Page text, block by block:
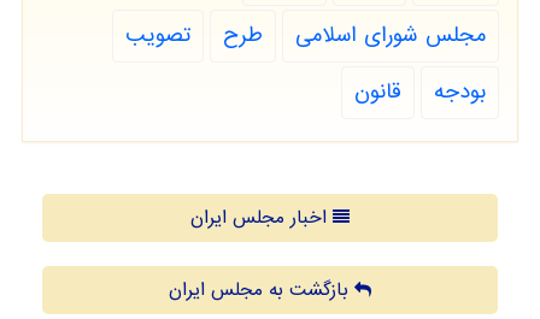
مجلس شورای اسلامی
طرح
تصویب
بودجه
قانون
اخبار مجلس ایران
بازگشت به مجلس ایران